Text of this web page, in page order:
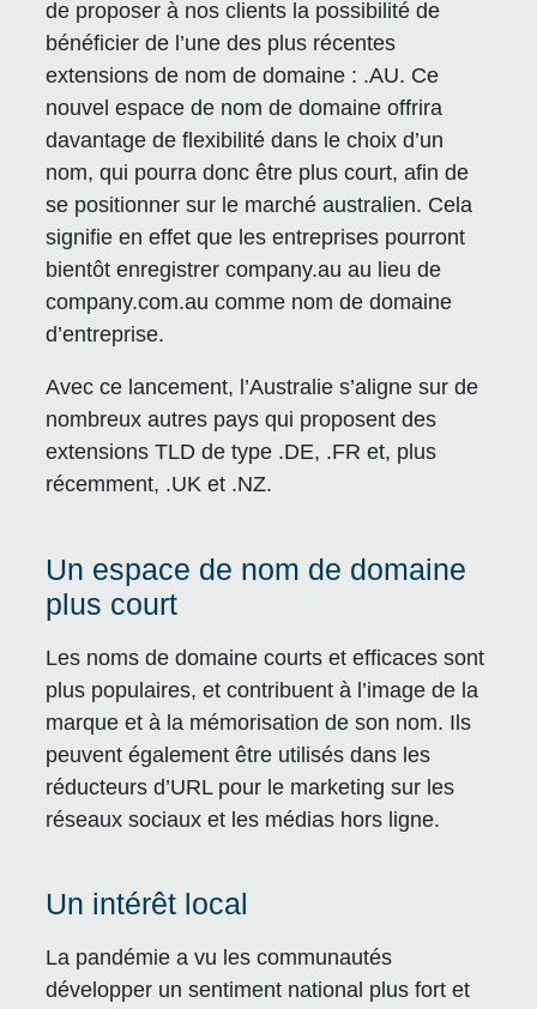
de proposer à nos clients la possibilité de
bénéficier de l’une des plus récentes
extensions de nom de domaine : .AU. Ce
nouvel espace de nom de domaine offrira
davantage de flexibilité dans le choix d’un
nom, qui pourra donc être plus court, afin de
se positionner sur le marché australien. Cela
signifie en effet que les entreprises pourront
bientôt enregistrercompany.au au lieu de
company.com.au comme nom de domaine
d’entreprise.
Avec ce lancement, l’Australie s’aligne sur de
nombreux autres pays qui proposent des
extensions TLD de type .DE, .FR et, plus
récemment, .UK et .NZ.
Un espace de nom de domaine
plus court
Les noms de domaine courts et efficaces sont
plus populaires, et contribuent à l’image de la
marque et à la mémorisation de son nom. Ils
peuvent également être utilisés dans les
réducteurs d’URL pour le marketing sur les
réseaux sociaux et les médias hors ligne.
Un intérêt local
La pandémie a vu les communautés
développer un sentiment national plus fort et